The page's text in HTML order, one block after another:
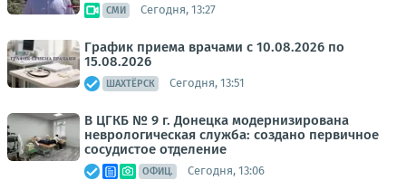
СМИ Сегодня, 13:27
График приема врачами с 10.08.2026 по
15.08.2026
ШАХТЁРСК Сегодня, 13:51
В ЦГКБ № 9 г. Донецка модернизирована
неврологическая служба: создано первичное
сосудистое отделение
ОФИЦ. Сегодня, 13:06